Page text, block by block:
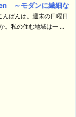
～モダンに繊細な
んばんは。週末の日曜日
。私の住む地域は一 ...